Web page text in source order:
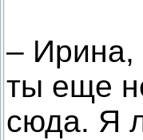
– Ирина,
ты еще
сюда. Я